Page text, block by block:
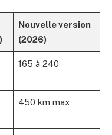
Nouvelle version
(2026)
165 à 240
450 km max